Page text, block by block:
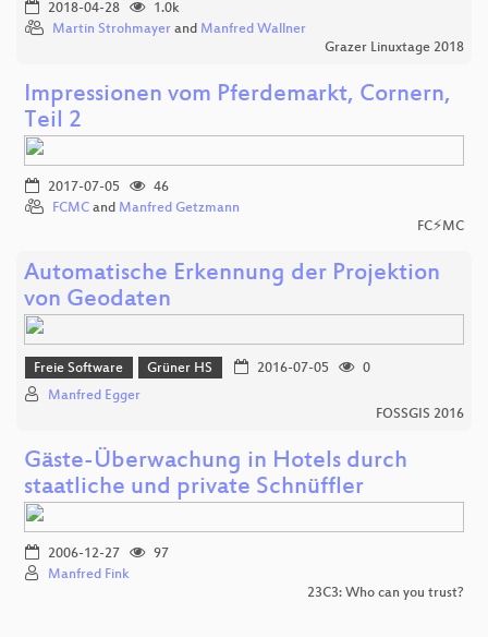
2018-04-28
1.0k
Martin Strohmayer and Manfred Wallner
Grazer Linuxtage 2018
Impressionen vom Pferdemarkt, Cornern,
Teil 2
2017-07-05
46
FCMC and Manfred Getzmann
FC⚡MC
Automatische Erkennung der Projektion
von Geodaten
Freie Software Grüner HS 2016-07-05
0
Manfred Egger
FOSSGIS 2016
Gäste-Überwachung in Hotels durch
staatliche und private Schnüffler
2006-12-27
97
Manfred Fink
23C3: Who can you trust?